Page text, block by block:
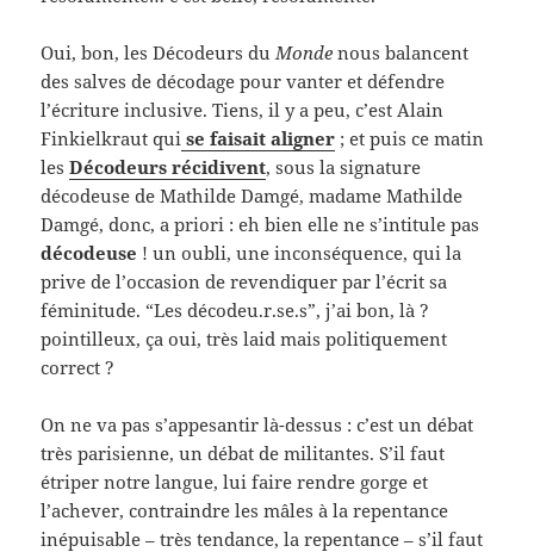
Oui, bon, les Décodeurs du Monde nous balancent
des salves de décodage pour vanter et défendre
l’écriture inclusive. Tiens, il y a peu, c’est Alain
Finkielkraut qui se faisait aligner ; et puis ce matin
lesDécodeurs récidivent, sous la signature
décodeuse de Mathilde Damgé, madame Mathilde
Damgé, donc, a priori : eh bien elle ne s’intitule pas
décodeuse ! un oubli, une inconséquence, qui la
prive de l’occasion de revendiquer par l’écrit sa
féminitude. “Les décodeu.r.se.s”, j’ai bon, là ?
pointilleux, ça oui, très laid mais politiquement
correct ?
On ne va pas s’appesantir là-dessus : c’est un débat
très parisienne, un débat de militantes. S’il faut
étriper notre langue, lui faire rendre gorge et
l’achever, contraindre les mâles à la repentance
inépuisable – très tendance, la repentance – s’il faut